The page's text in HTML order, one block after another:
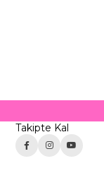
Takipte Kal